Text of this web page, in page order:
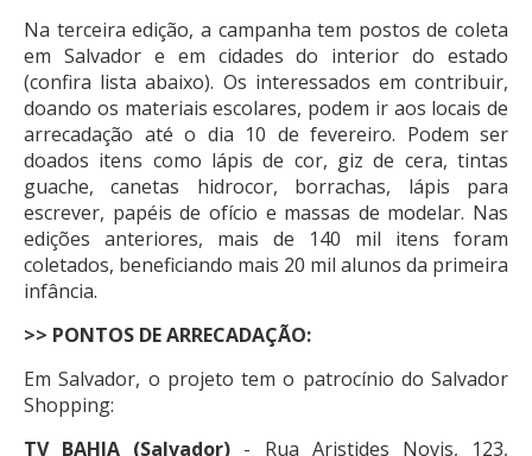
Na terceira edição, a campanha tem postos de coleta
em Salvador e em cidades do interior do estado
(confira lista abaixo). Os interessados em contribuir,
doando os materiais escolares, podem ir aos locais de
arrecadação até o dia 10 de fevereiro. Podem ser
doados itens como lápis de cor, giz de cera, tintas
guache, canetas hidrocor, borrachas, lápis para
escrever, papéis de ofício e massas de modelar. Nas
edições anteriores, mais de 140 mil itens foram
coletados, beneficiando mais 20 mil alunos da primeira
infância.
>> PONTOS DE ARRECADAÇÃO:
Em Salvador, o projeto tem o patrocínio do Salvador
Shopping:
TV BAHIA (Salvador) - Rua Aristides Novis, 123,